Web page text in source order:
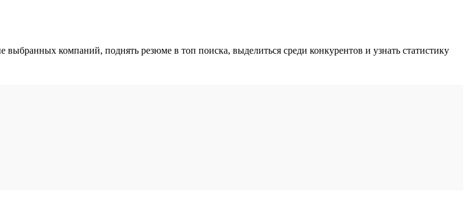
компаний, поднять резюме в топ поиска, выделиться среди конкурентов и узнать статистику